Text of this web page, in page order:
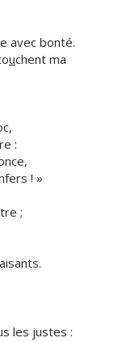
avec bonté.
uchent ma
:
! »
;
les justes :